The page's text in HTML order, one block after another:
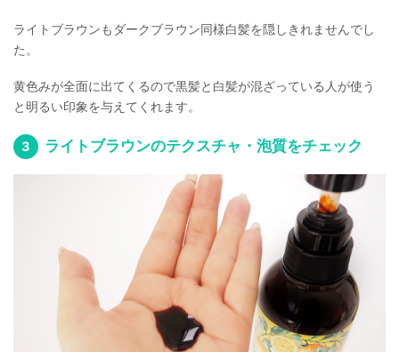
ライトブラウンもダークブラウン同様白髪を隠しきれませんでし
た。
黄色みが全面に出てくるので黒髪と白髪が混ざっている人が使う
と明るい印象を与えてくれます。
ライトブラウンのテクスチャ・泡質をチェック